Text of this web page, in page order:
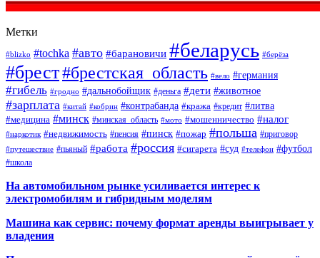
Метки
#blizko #tochka #авто #барановичи #беларусь #берёза
#брест#брестская_область #вело #германия
#гибель #гродно #дальнобойщик #деньга #дети #животное
#зарплата #китай #кобрин #контрабанда #кража #кредит #литва
#медицина #минск #минская_область #мото #мошенничество #налог
#наркотик #недвижимость #пенсия #пинск #пожар #польша #приговор
#путешествие #пьяный #работа #россия #сигарета #суд #телефон #футбол
#школа
На автомобильном рынке усиливается интерес к
электромобилям и гибридным моделям
Машина как сервис: почему формат аренды выигрывает у
владения